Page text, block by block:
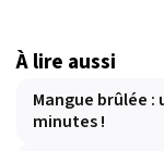
À lire aussi
Mangue brûlée
minutes !